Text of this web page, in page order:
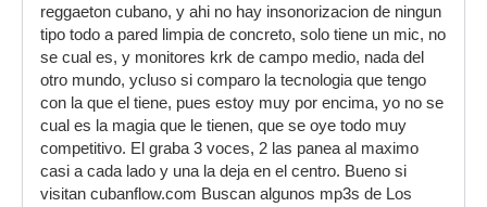
reggaeton cubano, y ahi no hay insonorizacion de ningun
tipo todo a pared limpia de concreto, solo tiene un mic, no
se cual es, y monitores krk de campo medio, nada del
otro mundo, ycluso si comparo la tecnologia que tengo
con la que el tiene, pues estoy muy por encima, yo no se
cual es la magia que le tienen, que se oye todo muy
competitivo. El graba 3 voces, 2 las panea al maximo
casi a cada lado y una la deja en el centro. Bueno si
visitan cubanflow.com Buscan algunos mp3s de Los